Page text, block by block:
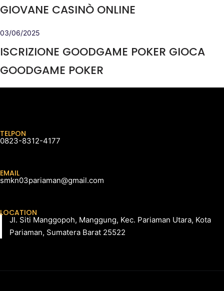
GIOVANE CASINÒ ONLINE
03/06/2025
ISCRIZIONE GOODGAME POKER GIOCA
GOODGAME POKER
TELPON
0823-8312-4177
EMAIL
smkn03pariaman@gmail.com
LOCATION
Jl. Siti Manggopoh, Manggung, Kec. Pariaman Utara, Kota
Pariaman, Sumatera Barat 25522